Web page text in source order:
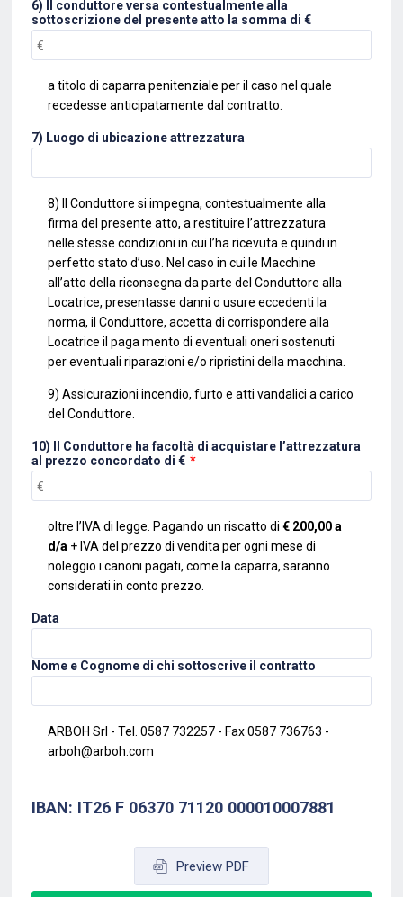
6) Il conduttore versa contestualmente alla
sottoscrizione del presente atto la somma di €
a titolo di caparra penitenziale per il caso nel quale
recedesse anticipatamente dal contratto.
7) Luogo di ubicazione attrezzatura
8) Il Conduttore si impegna, contestualmente alla
firma del presente atto, a restituire l’attrezzatura
nelle stesse condizioni incui l’ha ricevuta e quindi in
perfetto stato d’uso. Nel caso in cui le Macchine
all’atto della riconsegna da parte del Conduttorealla
Locatrice, presentasse danni o usure eccedenti la
norma, il Conduttore, accetta di corrispondere alla
Locatrice il paga mento di eventuali oneri sostenuti
per eventuali riparazioni e/o ripristini della macchina.
9) Assicurazioni incendio, furto e atti vandalici a carico
del Conduttore.
10) Il Conduttore ha facoltà di acquistare l’attrezzatura
al prezzo concordato di € *
oltre l’IVA di legge. Pagando un riscatto di€ 200,00 a
d/a + IVA del prezzo di vendita per ogni mese di
noleggio i canoni pagati,come la caparra, saranno
considerati in conto prezzo.
Data
Nome e Cognome di chi sottoscrive il contratto
ARBOH Srl - Tel. 0587 732257 - Fax 0587 736763 -
arboh@arboh.com
IBAN: IT26 F 06370 71120 000010007881
Preview PDF